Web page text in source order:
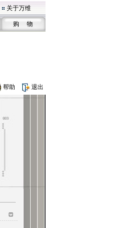
关于万维
购 物
帮助 退出